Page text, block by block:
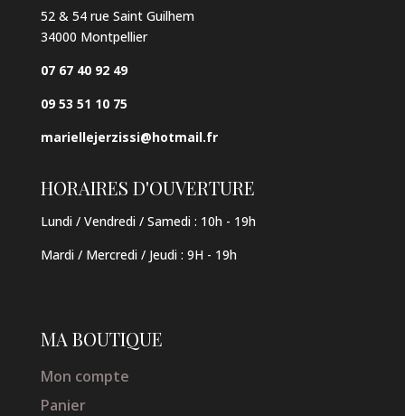
52 & 54 rue Saint Guilhem
34000 Montpellier
07 67 40 92 49
09 53 51 10 75
mariellejerzissi@hotmail.fr
HORAIRES D'OUVERTURE
Lundi / Vendredi / Samedi : 10h - 19h
Mardi / Mercredi / Jeudi : 9H - 19h
MA BOUTIQUE
Mon compte
Panier